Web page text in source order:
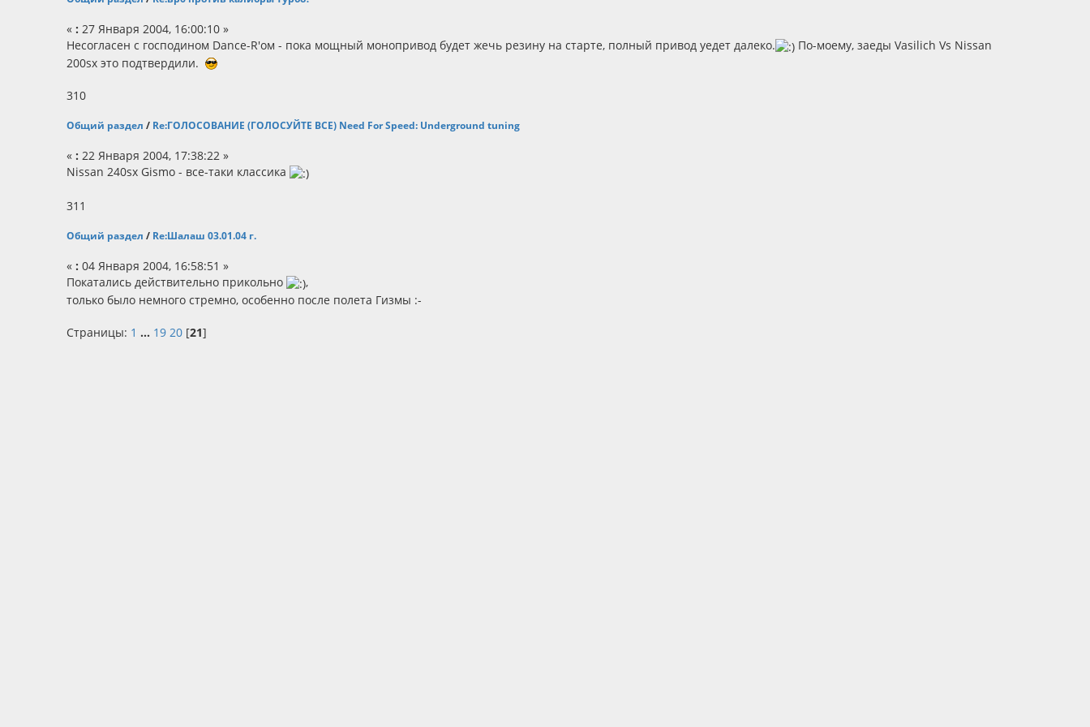
«: 27 Января 2004, 16:00:10 »
Несогласен с господином Dance-R'ом - пока мощный монопривод будет жечь резину на старте, полный привод уедет далеко.
По-моему, заеды Vasilich Vs Nissan
200sx это подтвердили.
310
Общий раздел / Re:ГОЛОСОВАНИЕ (ГОЛОСУЙТЕ ВСЕ) Need For Speed: Underground tuning
«: 22 Января 2004, 17:38:22 »
Nissan 240sx Gismo - все-таки классика
311
Общий раздел / Re:Шалаш 03.01.04 г.
«: 04 Января 2004, 16:58:51 »
Покатались действительно прикольно
,
только было немного стремно, особенно после полета Гизмы :-
Страницы: 1 ... 19 20 [21]